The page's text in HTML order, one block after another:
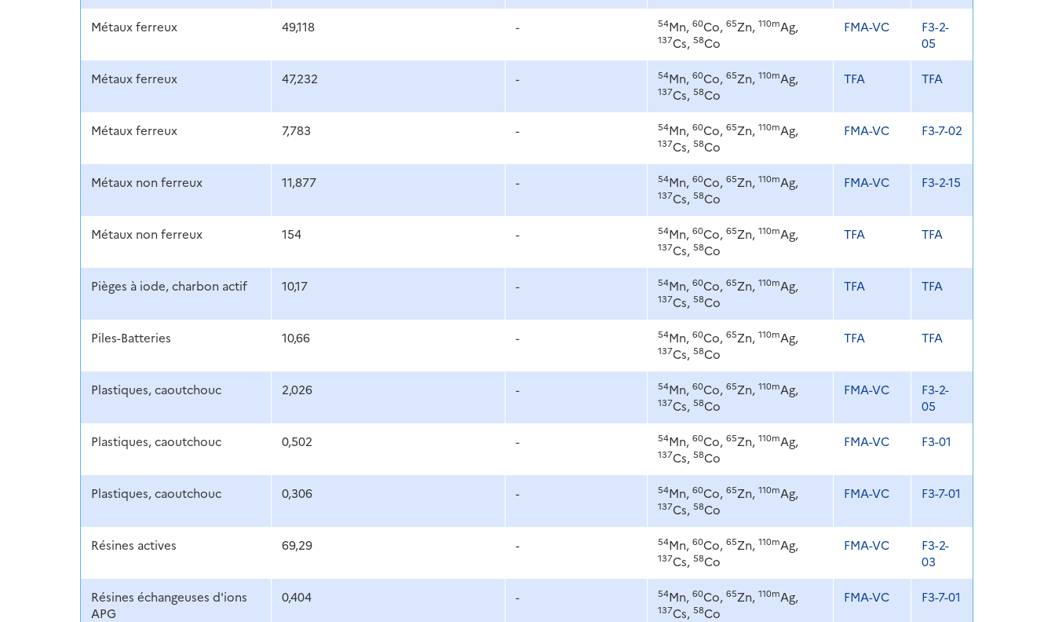
Métaux ferreux 49,118 - 54Mn, 60Co, 65Zn, 110mAg,
137Cs, 58Co
FMA-VC
F3-2-
05
Métaux ferreux 47,232 - 54Mn, 60Co, 65Zn, 110mAg,
137Cs, 58Co
TFA TFA
Métaux ferreux 7,783 - 54Mn, 60Co, 65Zn, 110mAg,
137Cs, 58Co
FMA-VC F3-7-02
Métaux non ferreux 11,877 - 54Mn, 60Co, 65Zn, 110mAg,
137Cs, 58Co
FMA-VC F3-2-15
Métaux non ferreux 154 - 54Mn, 60Co, 65Zn, 110mAg,
137Cs, 58Co
TFA TFA
Pièges à iode, charbon actif 10,17 - 54Mn, 60Co, 65Zn, 110mAg,
137Cs, 58Co
TFA TFA
Piles-Batteries 10,66 - 54Mn, 60Co, 65Zn, 110mAg,
137Cs, 58Co
TFA TFA
Plastiques, caoutchouc 2,026 - 54Mn, 60Co, 65Zn, 110mAg,
137Cs, 58Co
FMA-VC
F3-2-
05
Plastiques, caoutchouc 0,502 - 54Mn, 60Co, 65Zn, 110mAg,
137Cs, 58Co
FMA-VC F3-01
Plastiques, caoutchouc 0,306 - 54Mn, 60Co, 65Zn, 110mAg,
137Cs, 58Co
FMA-VC F3-7-01
Résines actives 69,29 - 54Mn, 60Co, 65Zn, 110mAg,
137Cs, 58Co
FMA-VC
F3-2-
03
Résines échangeuses d'ions
APG
0,404 - 54Mn, 60Co, 65Zn, 110mAg,
137Cs, 58Co
FMA-VC F3-7-01